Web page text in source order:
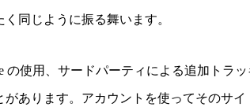
同じように振る舞います。
使用、サードパーティによる追加トラッ
あります。アカウントを使ってそのサ